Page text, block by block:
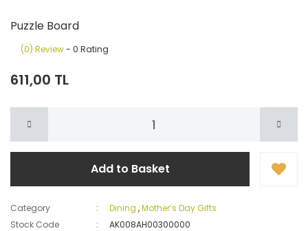
Puzzle Board
(0) Review- 0 Rating
611,00 TL
Add to Basket
Category Dining ,Mother’s Day Gifts
Stock Code
AK008AH00300000